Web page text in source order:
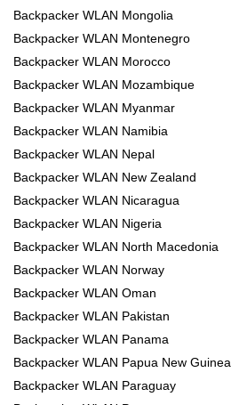
Backpacker WLAN Mongolia
Backpacker WLAN Montenegro
Backpacker WLAN Morocco
Backpacker WLAN Mozambique
Backpacker WLAN Myanmar
Backpacker WLAN Namibia
Backpacker WLAN Nepal
Backpacker WLAN New Zealand
Backpacker WLAN Nicaragua
Backpacker WLAN Nigeria
Backpacker WLAN North Macedonia
Backpacker WLAN Norway
Backpacker WLAN Oman
Backpacker WLAN Pakistan
Backpacker WLAN Panama
Backpacker WLAN Papua New Guinea
Backpacker WLAN Paraguay